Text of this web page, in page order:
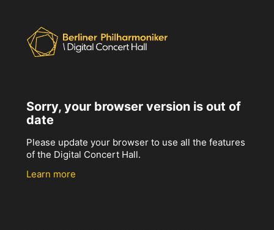
Sorry, your browser version is out of
date
Please update your browser to use all the features
of the Digital Concert Hall.
Learn more